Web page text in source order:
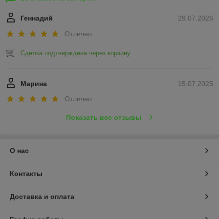
29.07.2026
Геннадий
Отлично
Сделка подтверждена через корзину
15.07.2025
Марина
Отлично
Показать все отзывы
О нас
Контакты
Доставка и оплата